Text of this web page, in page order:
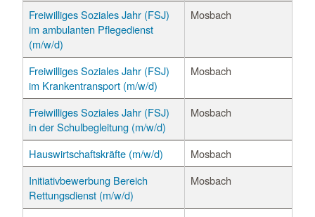
Freiwilliges Soziales Jahr (FSJ)
im ambulanten Pflegedienst
(m/w/d)
Mosbach
Freiwilliges Soziales Jahr (FSJ)
im Krankentransport (m/w/d)
Mosbach
Freiwilliges Soziales Jahr (FSJ)
in der Schulbegleitung (m/w/d)
Mosbach
Hauswirtschaftskräfte (m/w/d)
Mosbach
Initiativbewerbung Bereich
Rettungsdienst (m/w/d)
Mosbach